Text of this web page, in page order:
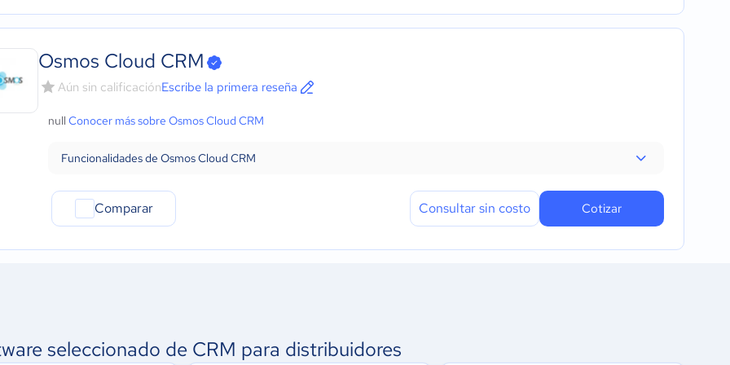
Osmos Cloud CRM
Aún sin calificaciónEscribe la primera reseña
null Conocer más sobre Osmos Cloud CRM
Funcionalidades de Osmos Cloud CRM
Comparar Consultar sin costo Cotizar
seleccionado de CRM para distribuidores